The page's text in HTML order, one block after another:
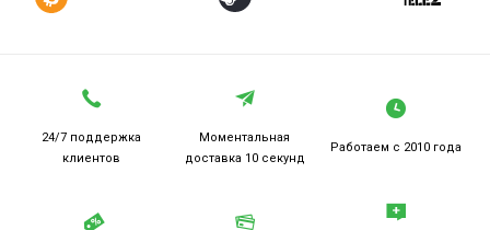
24/7 поддержка
клиентов
Моментальная
доставка 10 секунд
Работаем с 2010 года